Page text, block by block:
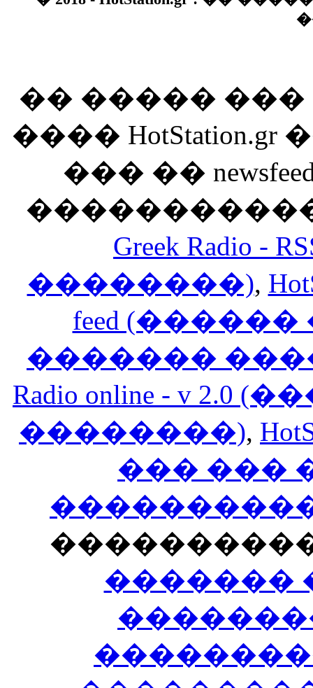
�� �����
����
��� ��
Greek Radio
��������),
feed
�������
Radio online - v
��������),
��� ���
�������